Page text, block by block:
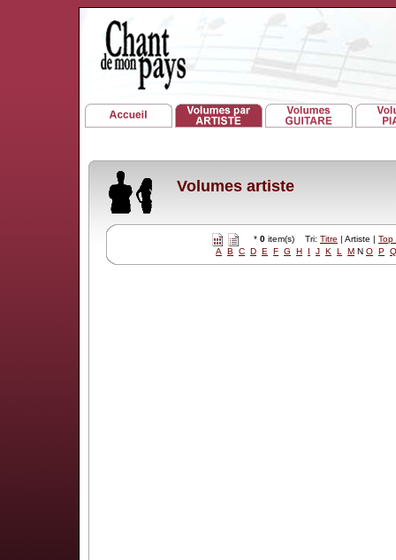
Volumes artiste
* 0 item(s) Tri: Titre | Artiste | Top
A
B C D E F G H I J K L M N O P Q